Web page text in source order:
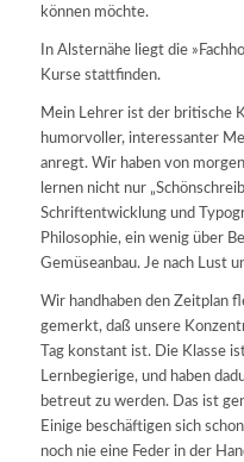
können möchte.
In Alsternähe liegt die
Kurse stattfinden.
Mein Lehrer ist der britische
humorvoller, interessanter
anregt. Wir haben von
lernen nicht nur
Schriftentwicklung und
Philosophie, ein wenig über
Gemüseanbau. Je nach Lust
Wir handhaben den Zeitplan
gemerkt, daß unsere
Tag konstant ist. Die Klasse
Lernbegierige, und haben
betreut zu werden. Das ist
Einige beschäftigen sich
noch nie eine Feder in der